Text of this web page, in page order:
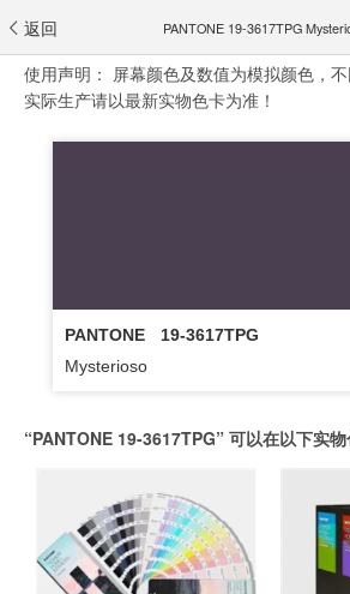
返回 PANTONE 19-3617TPG
使用声明： 屏幕颜色及数值为模拟颜色，
实际生产请以最新实物色卡为准！
PANTONE
19-3617TPG
Mysterioso
“PANTONE 19-3617TPG” 可以在以下实物